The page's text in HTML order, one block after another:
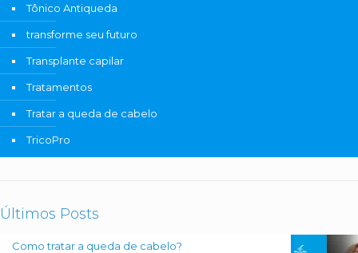
Tônico Antiqueda
transforme seu futuro
Transplante capilar
Tratamentos
Tratar a queda de cabelo
TricoPro
Últimos Posts
Como tratar a queda de cabelo?